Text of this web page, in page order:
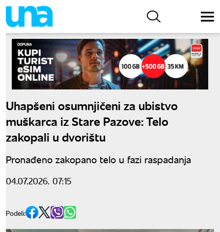
Uhapšeni osumnjičeni za ubistvo
muškarca iz Stare Pazove: Telo
zakopali u dvorištu
Pronađeno zakopano telo u fazi raspadanja
04.07.2026. 07:15
Podeli: